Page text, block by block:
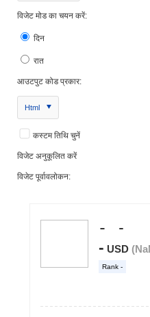
विजेट मोड का चयन करें:
दिन
रात
आउटपुट कोड प्रकार:
Html
कस्टम तिथि चुनें
विजेट अनुकूलित करें
विजेट पूर्वावलोकन: